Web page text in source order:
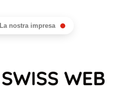
La nostra impresa